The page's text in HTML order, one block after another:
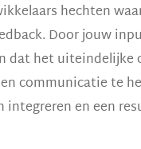
hechten
Door jouw
dat het
communicatie te
en een